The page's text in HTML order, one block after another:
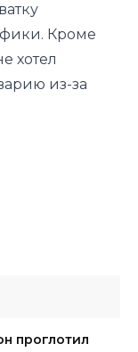
Кроме
хотел
из-за
проглотил